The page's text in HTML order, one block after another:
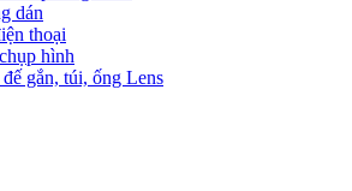
dán
thoại
hình
gắn, túi, ống Lens